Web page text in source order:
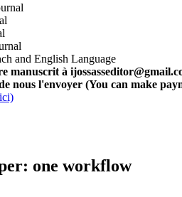
and English Language
manuscrit à
nous l'envoyer (You can make
one workflow